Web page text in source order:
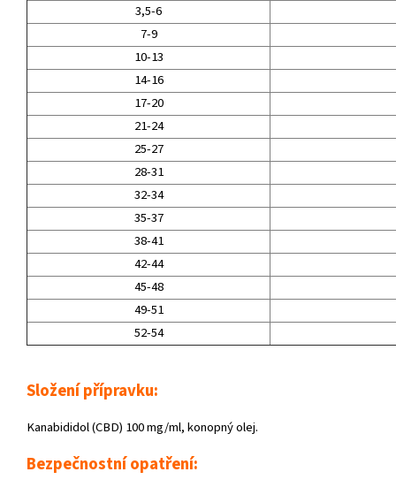
3,5-6
7-9
10-13
14-16
17-20
21-24
25-27
28-31
32-34
35-37
38-41
42-44
45-48
49-51
52-54
Složení přípravku:
Kanabididol (CBD) 100 mg/ml, konopný olej.
Bezpečnostní opatření: